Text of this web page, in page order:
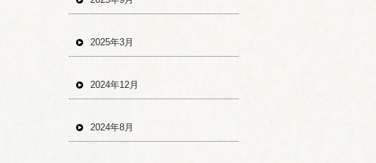
2025年3月
2024年12月
2024年8月